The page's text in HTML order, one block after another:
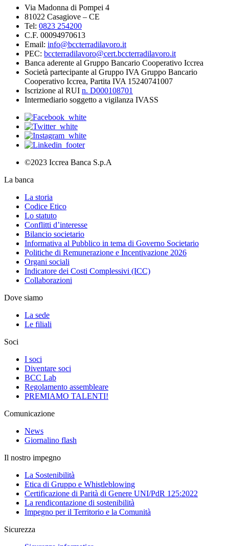
Via Madonna di Pompei 4
81022 Casagiove – CE
Tel: 0823 254200
C.F. 00094970613
Email: info@bccterradilavoro.it
PEC: bccterradilavoro@cert.bccterradilavoro.it
Banca aderente al Gruppo Bancario Cooperativo Iccrea
Società partecipante al Gruppo IVA Gruppo Bancario
Cooperativo Iccrea, Partita IVA 15240741007
Iscrizione al RUI n. D000108701
Intermediario soggetto a vigilanza IVASS
©2023 Iccrea Banca S.p.A
La banca
La storia
Codice Etico
Lo statuto
Conflitti d’interesse
Bilancio societario
Informativa al Pubblico in tema di Governo Societario
Politiche di Remunerazione e Incentivazione 2026
Organi sociali
Indicatore dei Costi Complessivi (ICC)
Collaborazioni
Dove siamo
La sede
Le filiali
Soci
I soci
Diventare soci
BCC Lab
Regolamento assembleare
PREMIAMO TALENTI!
Comunicazione
News
Giornalino flash
Il nostro impegno
La Sostenibilità
Etica di Gruppo e Whistleblowing
Certificazione di Parità di Genere UNI/PdR 125:2022
La rendicontazione di sostenibilità
Impegno per il Territorio e la Comunità
Sicurezza